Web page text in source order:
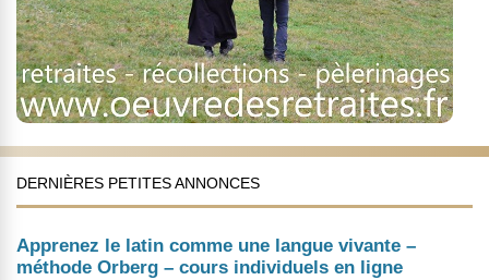
DERNIÈRES PETITES ANNONCES
Apprenez le latin comme une langue vivante –
méthode Orberg – cours individuels en ligne